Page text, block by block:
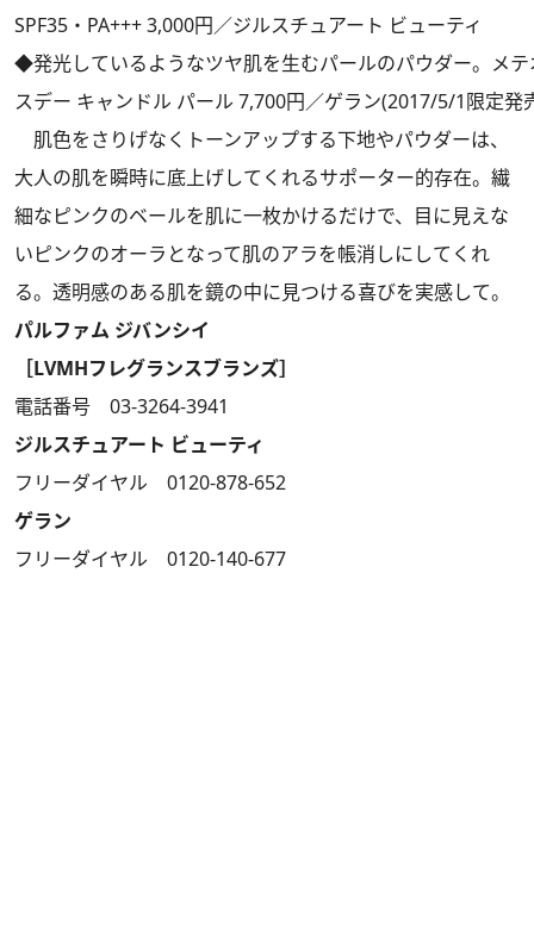
SPF35・PA+++ 3,000円／ジルスチュアート ビューティ
◆発光しているようなツヤ肌を生むパールのパウダー。メ
スデー キャンドル パール 7,700円／ゲラン(2017/5/1限定発
肌色をさりげなくトーンアップする下地やパウダーは、
大人の肌を瞬時に底上げしてくれるサポーター的存在。繊
細なピンクのベールを肌に一枚かけるだけで、目に見えな
いピンクのオーラとなって肌のアラを帳消しにしてくれ
る。透明感のある肌を鏡の中に見つける喜びを実感して。
パルファム ジバンシイ
［LVMHフレグランスブランズ］
電話番号 03-3264-3941
ジルスチュアート ビューティ
フリーダイヤル 0120-878-652
ゲラン
フリーダイヤル 0120-140-677